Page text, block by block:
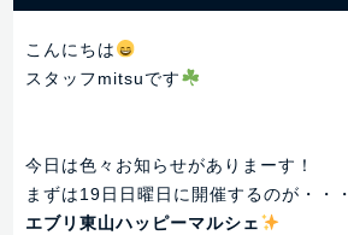
こんにちは
スタッフmitsuです
今日は色々お知らせがありまーす！
まずは19日日曜日に開催するのが・・・
エブリ東山ハッピーマルシェ